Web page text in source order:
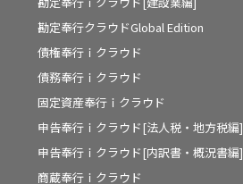
勘定奉行クラウドGlobal Edition
債権奉行ｉクラウド
債務奉行ｉクラウド
固定資産奉行ｉクラウド
申告奉行ｉクラウド[法人税・地方税編]
申告奉行ｉクラウド[内訳書・概況書編]
商蔵奉行ｉクラウド